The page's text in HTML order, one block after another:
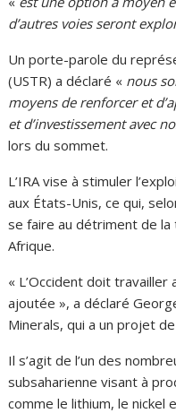
d’autres voies seront
Un porte-parole du
(USTR) a déclaré « nous
moyens de renforcer et
et d’investissement avec
lors du sommet.
L’IRA vise à stimuler
aux États-Unis, ce qui,
se faire au détriment de
Afrique.
« L’Occident doit
ajoutée », a déclaré
Minerals, qui a un projet
Il s’agit de l’un des
subsaharienne visant à
comme le lithium, le nickel